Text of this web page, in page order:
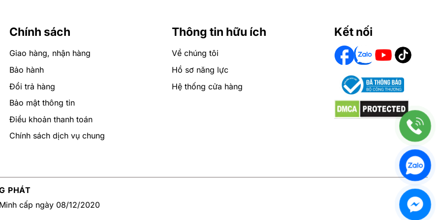
Chính sách
Giao hàng, nhận hàng
Bảo hành
Đổi trả hàng
Bảo mật thông tin
Điều khoản thanh toán
Chính sách dịch vụ chung
Thông tin hữu ích
Về chúng tôi
Hồ sơ năng lực
Hệ thống cửa hàng
Kết nối
PHÁT
cấp ngày 08/12/2020